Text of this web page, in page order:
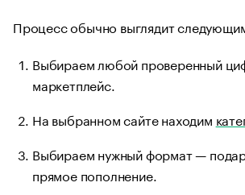
Процесс обычно выглядит
Выбираем любой проверенный
маркетплейс.
На выбранном сайте находим
Выбираем нужный формат —
прямое пополнение.